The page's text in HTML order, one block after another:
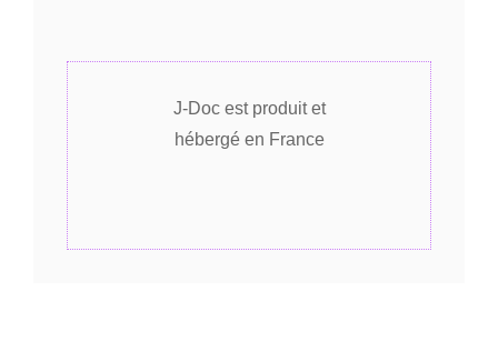
J-Doc est produit et
hébergé en France